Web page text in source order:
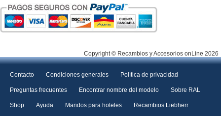
Copyright © Recambios y Accesorios onLine 2026
Contacto Condiciones generales Política de privacidad
Preguntas frecuentes Encontrar nombre del modelo Sobre RAL
Shop Ayuda Mandos para hoteles Recambios Liebherr